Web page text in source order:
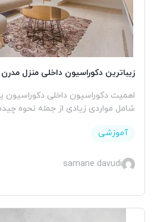
زیباترین دکوراسیون داخلی منزل مدرن
اهمیت دکوراسیون داخلی دکوراسیون
شامل مواردی زیادی از جمله نحوه
آموزشی
samane davudi